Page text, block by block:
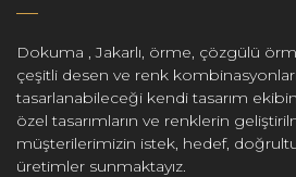
Dokuma , Jakarlı, örme, çözgülü
çeşitli desen ve renk
tasarlanabileceği kendi tasarım
özel tasarımların ve renklerin
müşterilerimizin istek, hedef,
üretimler sunmaktayız.